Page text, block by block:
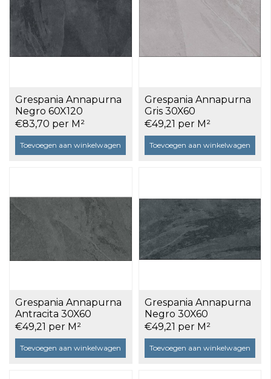
Grespania Annapurna
Negro 60X120
gerectificeerd a 1,44
m²
€83,70 per M²
Toevoegen aan winkelwagen
Grespania Annapurna
Gris 30X60
gerectificeerd a 1,08
m²
€49,21 per M²
Toevoegen aan winkelwagen
Grespania Annapurna
Antracita 30X60
gerectificeerd a 1,08
m²
€49,21 per M²
Toevoegen aan winkelwagen
Grespania Annapurna
Negro 30X60
gerectificeerd a 1,08
m²
€49,21 per M²
Toevoegen aan winkelwagen